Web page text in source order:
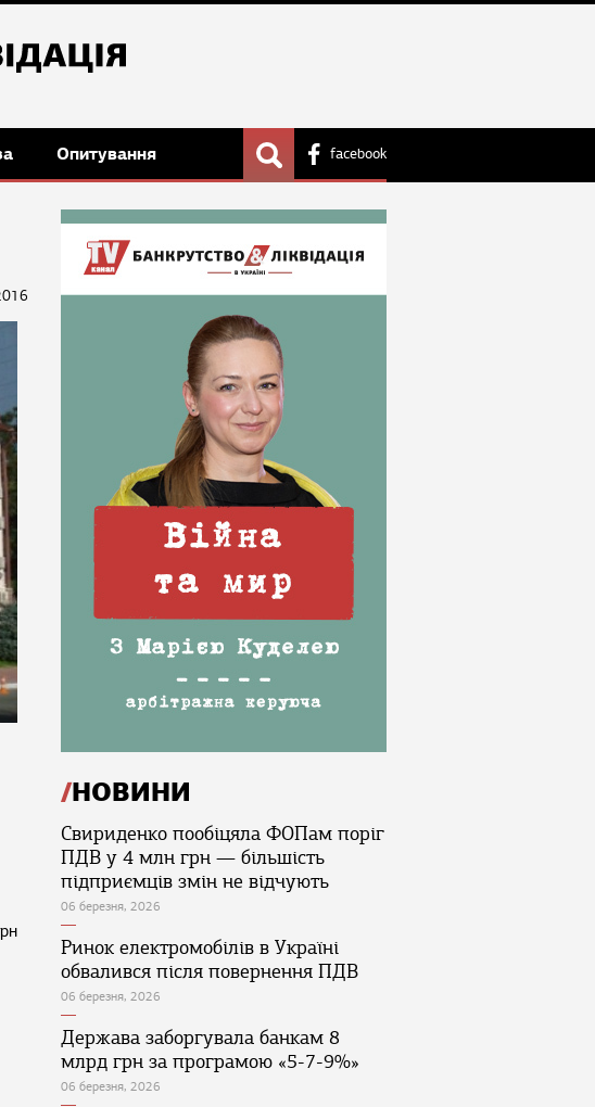
Опитування facebook
НОВИНИ
Свириденко пообіцяла ФОПам поріг
ПДВ у 4 млн грн — більшість
підприємців змін не відчують
06 березня, 2026
Ринок електромобілів в Україні
обвалився після повернення ПДВ
06 березня, 2026
Держава заборгувала банкам 8
млрд грн за програмою «5-7-9%»
06 березня, 2026